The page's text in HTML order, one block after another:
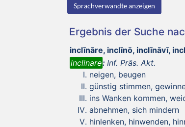
Sprachverwandte anzeigen
Ergebnis der Suche
inclīnāre, inclīnō, inclīnāvī,
inclinare: Inf. Präs. Akt.
neigen, beugen
günstig stimmen,
ins Wanken kommen,
abnehmen, sich mindern
hinlenken, hinwenden,